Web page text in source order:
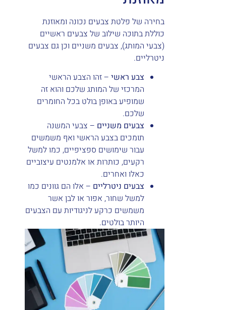
בחירה של פלטת צבעים נכונה ומאוזנת
כוללת בתוכה שילוב של צבעים ראשיים
(צבעי המותג), צבעים משניים וכן גם צבעים
ניטרליים.
צבע ראשי– זהו הצבע הראשי
המרכזי של המותג שלכם והוא זה
שמופיע באופן בולט בכל החומרים
שלכם.
צבעים משניים– צבעי המשנה
תומכים בצבע הראשי ואף משמשים
עבור שימושים ספציפיים, כמו למשל
רקעים, כותרות או אלמנטים עיצוביים
כאלו ואחרים.
צבעים ניטרליים– אלו הם גוונים כמו
למשל שחור, אפור או לבן אשר
משמשים כרקע לניגודיות עם הצבעים
היותר בולטים.